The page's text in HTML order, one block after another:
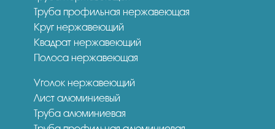
Труба профильная нержавеющая
Круг нержавеющий
Квадрат нержавеющий
Полоса нержавеющая
Уголок нержавеющий
Лист алюминиевый
Труба алюминиевая